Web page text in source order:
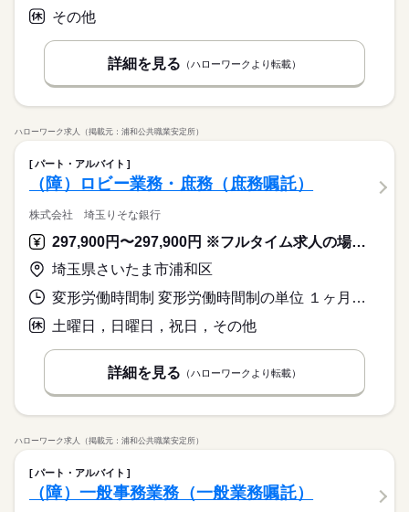
その他
詳細を見る （ハローワークより転載）
ハローワーク求人（掲載元：浦和公共職業安定所）
パート・アルバイト
（障）ロビー業務・庶務（庶務嘱託）
株式会社 埼玉りそな銀行
297,900円〜297,900円 ※フルタイム求人の場合は月額（換算額）、パート求人の場合は時間額を表示しています。
埼玉県さいたま市浦和区
変形労働時間制 変形労働時間制の単位 １ヶ月単位 就業時間１ 8時40分〜17時25分 就業時間に関する特記事項 所定労働時間：７時間４５分
土曜日，日曜日，祝日，その他
詳細を見る （ハローワークより転載）
ハローワーク求人（掲載元：浦和公共職業安定所）
パート・アルバイト
（障）一般事務業務（一般業務嘱託）